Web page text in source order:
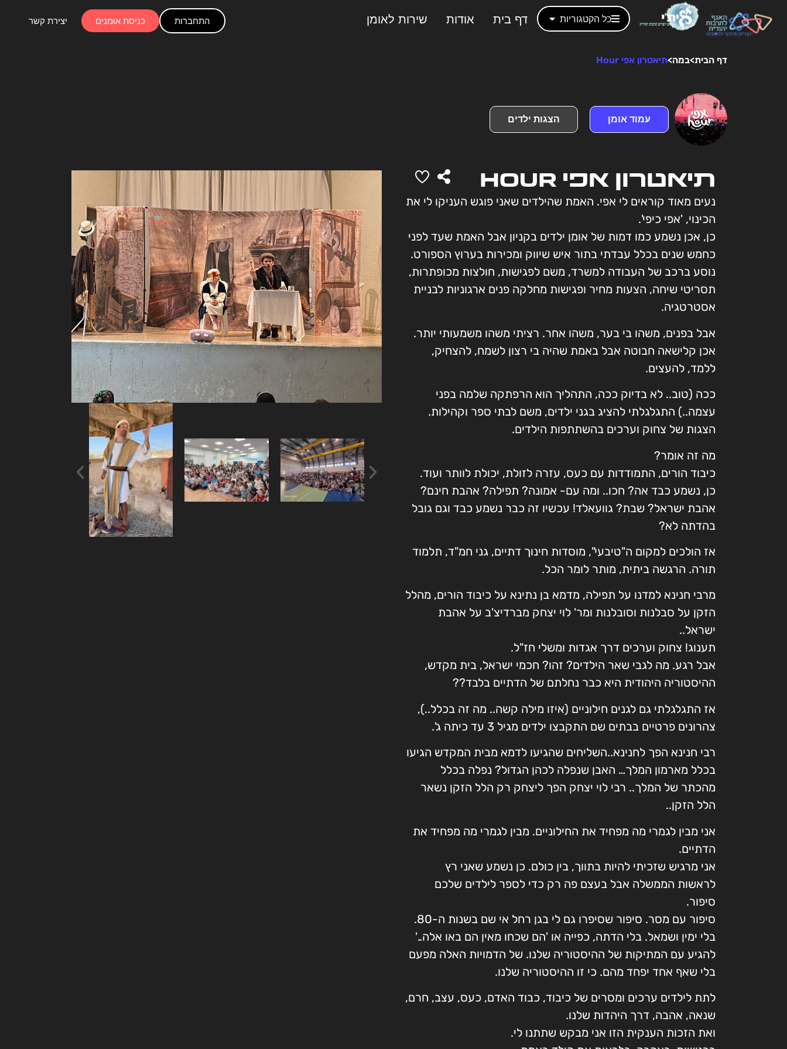
כל הקטגוריות דף בית אודות שירות לאומן יצירת קשר כניסת אומנים התחברות
דף הבית>במה>תיאטרון אפי Hour
עמוד אומן הצגות ילדים
תיאטרון אפי Hour
נעים מאוד קוראים לי אפי. האמת שהילדים שאני פוגש העניקו לי את
הכינוי, 'אפי כיפי'.
כן, אכן נשמע כמו דמות של אומן ילדים בקניון אבל האמת שעד לפני
כחמש שנים בכלל עבדתי בתור איש שיווק ומכירות בערוץ הספורט.
נוסע ברכב של העבודה למשרד, משם לפגישות, חולצות מכופתרות,
תסריטי שיחה, הצעות מחיר ופגישות מחלקה פנים ארגוניות לבניית
אסטרטגיה.
אבל בפנים, משהו בי בער, משהו אחר. רציתי משהו משמעותי יותר.
אכן קלישאה חבוטה אבל באמת שהיה בי רצון לשמח, להצחיק,
ללמד, להעצים.
ככה (טוב.. לא בדיוק ככה, התהליך הוא הרפתקה שלמה בפני
עצמה..) התגלגלתי להציג בגני ילדים, משם לבתי ספר וקהילות.
הצגות של צחוק וערכים בהשתתפות הילדים.
מה זה אומר?
כיבוד הורים, התמודדות עם כעס, עזרה לזולת, יכולת לוותר ועוד.
כן, נשמע כבד אה? חכו.. ומה עם- אמונה? תפילה? אהבת חינם?
אהבת ישראל? שבת? גוועאלד! עכשיו זה כבר נשמע כבד וגם גובל
בהדתה לא?
אז הולכים למקום ה"טיבעי", מוסדות חינוך דתיים, גני חמ"ד, תלמוד
תורה. הרגשה ביתית, מותר לומר הכל.
מרבי חנינא למדנו על תפילה, מדמא בן נתינא על כיבוד הורים, מהלל
הזקן על סבלנות וסובלנות ומר' לוי יצחק מברדיצ'ב על אהבת
ישראל..
תענוג! צחוק וערכים דרך אגדות ומשלי חז"ל.
אבל רגע. מה לגבי שאר הילדים? זהו? חכמי ישראל, בית מקדש,
ההיסטוריה היהודית היא כבר נחלתם של הדתיים בלבד??
אז התגלגלתי גם לגנים חילוניים (איזו מילה קשה.. מה זה בכלל..),
צהרונים פרטיים בבתים שם התקבצו ילדים מגיל 3 עד כיתה ג'.
רבי חנינא הפך לחנינא..השליחים שהגיעו לדמא מבית המקדש הגיעו
בכלל מארמון המלך… האבן שנפלה לכהן הגדול? נפלה בכלל
מהכתר של המלך.. רבי לוי יצחק הפך ליצחק רק הלל הזקן נשאר
הלל הזקן..
אני מבין לגמרי מה מפחיד את החילוניים. מבין לגמרי מה מפחיד את
הדתיים.
אני מרגיש שזכיתי להיות בתווך, בין כולם. כן נשמע שאני רץ
לראשות הממשלה אבל בעצם פה רק כדי לספר לילדים שלכם
סיפור.
סיפור עם מסר. סיפור שסיפרו גם לי בגן רחל אי שם בשנות ה-80.
בלי ימין ושמאל. בלי הדתה, כפייה או 'הם שכחו מאין הם באו אלה..'
להגיע עם המתיקות של ההיסטוריה שלנו. של הדמויות האלה מפעם
בלי שאף אחד יפחד מהם. כי זו ההיסטוריה שלנו.
לתת לילדים ערכים ומסרים של כיבוד, כבוד האדם, כעס, עצב, חרם,
שנאה, אהבה, דרך היהדות שלנו.
ואת הזכות הענקית הזו אני מבקש שתתנו לי.